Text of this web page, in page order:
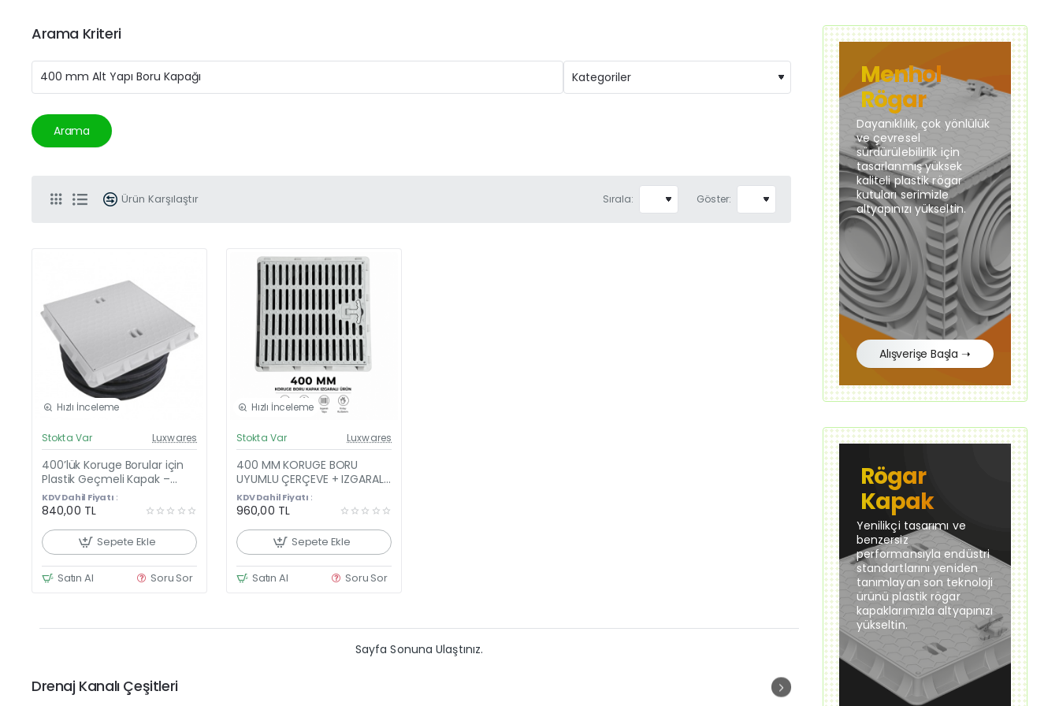
Arama Kriteri
Arama
Ürün Karşılaştır Sırala: Göster:
Hızlı İnceleme
Stokta Var Luxwares
400’lük Koruge Borular için
Plastik Geçmeli Kapak –
Çerçeveli 400 mm Koruge
Boru Kapağı
KDV Dahil Fiyatı :
840,00 TL
Sepete Ekle
Satın Al Soru Sor
Hızlı İnceleme
Yeni Ürün
Stokta Var Luxwares
400 MM KORUGE BORU
UYUMLU ÇERÇEVE + IZGARALI
KAPAK
KDV Dahil Fiyatı :
960,00 TL
Sepete Ekle
Satın Al Soru Sor
Sayfa Sonuna Ulaştınız.
Drenaj Kanalı Çeşitleri
Menhol
Rögar
Dayanıklılık, çok yönlülük
ve çevresel
sürdürülebilirlik için
tasarlanmış yüksek
kaliteli plastik rögar
kutuları serimizle
altyapınızı yükseltin.
Alışverişe Başla ➝
Rögar
Kapak
Yenilikçi tasarımı ve
benzersiz
performansıyla endüstri
standartlarını yeniden
tanımlayan son teknoloji
ürünü plastik rögar
kapaklarımızla altyapınızı
yükseltin.